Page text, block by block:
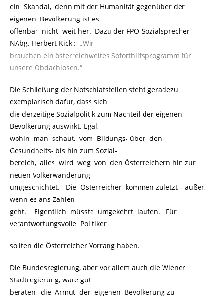
ein Skandal, denn mit der Humanität gegenüber der
eigenen Bevölkerung ist es
offenbar nicht weit her. Dazu der FPÖ-Sozialsprecher
NAbg. Herbert Kickl: „Wir
brauchen ein österreichweites Soforthilfsprogramm für
unsere Obdachlosen.“
Die Schließung der Notschlafstellen steht geradezu
exemplarisch dafür, dass sich
die derzeitige Sozialpolitik zum Nachteil der eigenen
Bevölkerung auswirkt. Egal,
wohin man schaut, vom Bildungs- über den
Gesundheits- bis hin zum Sozial-
bereich, alles wird weg von den Österreichern hin zur
neuen Völkerwanderung
umgeschichtet. Die Österreicher kommen zuletzt – außer,
wenn es ans Zahlen
geht. Eigentlich müsste umgekehrt laufen. Für
verantwortungsvolle Politiker
sollten die Österreicher Vorrang haben.
Die Bundesregierung, aber vor allem auch die Wiener
Stadtregierung, wäre gut
beraten, die Armut der eigenen Bevölkerung zu